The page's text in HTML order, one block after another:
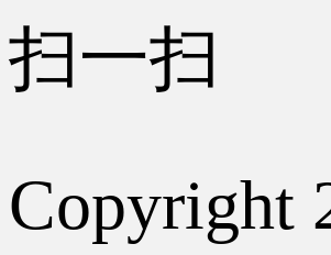
扫一扫
Copyright